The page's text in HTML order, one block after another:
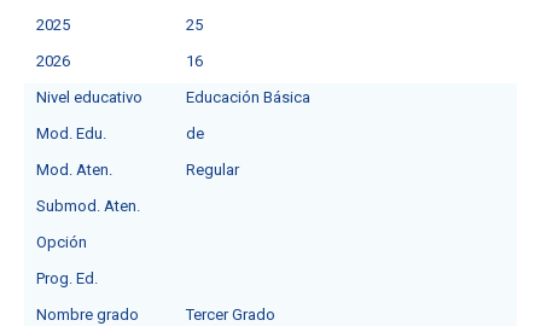
2025
25
2026
16
Nivel educativo
Educación Básica
Mod. Edu.
de
Mod. Aten.
Regular
Submod. Aten.
Opción
Prog. Ed.
Nombre grado
Tercer Grado